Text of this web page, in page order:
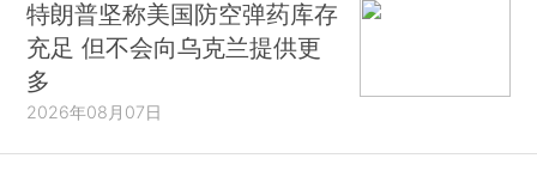
特朗普坚称美国防空弹药库存
充足 但不会向乌克兰提供更
多
2026年08月07日